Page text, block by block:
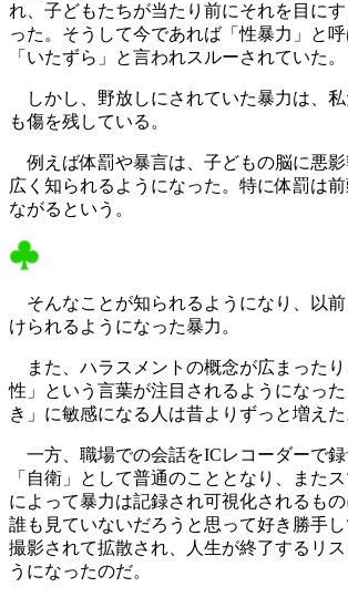
れ、子どもたちが当たり前にそれを目に
った。そうして今であれば「性暴力」と呼
「いたずら」と言われスルーされていた。
しかし、野放しにされていた暴力は、
も傷を残している。
例えば体罰や暴言は、子どもの脳に悪
広く知られるようになった。特に体罰は
ながるという。
そんなことが知られるようになり、以前
けられるようになった暴力。
また、ハラスメントの概念が広まった
性」という言葉が注目されるようになっ
き」に敏感になる人は昔よりずっと増えた
一方、職場での会話をICレコーダーで録
「自衛」として普通のこととなり、また
によって暴力は記録され可視化されるも
誰も見ていないだろうと思って好き勝手
撮影されて拡散され、人生が終了するリ
うになったのだ。